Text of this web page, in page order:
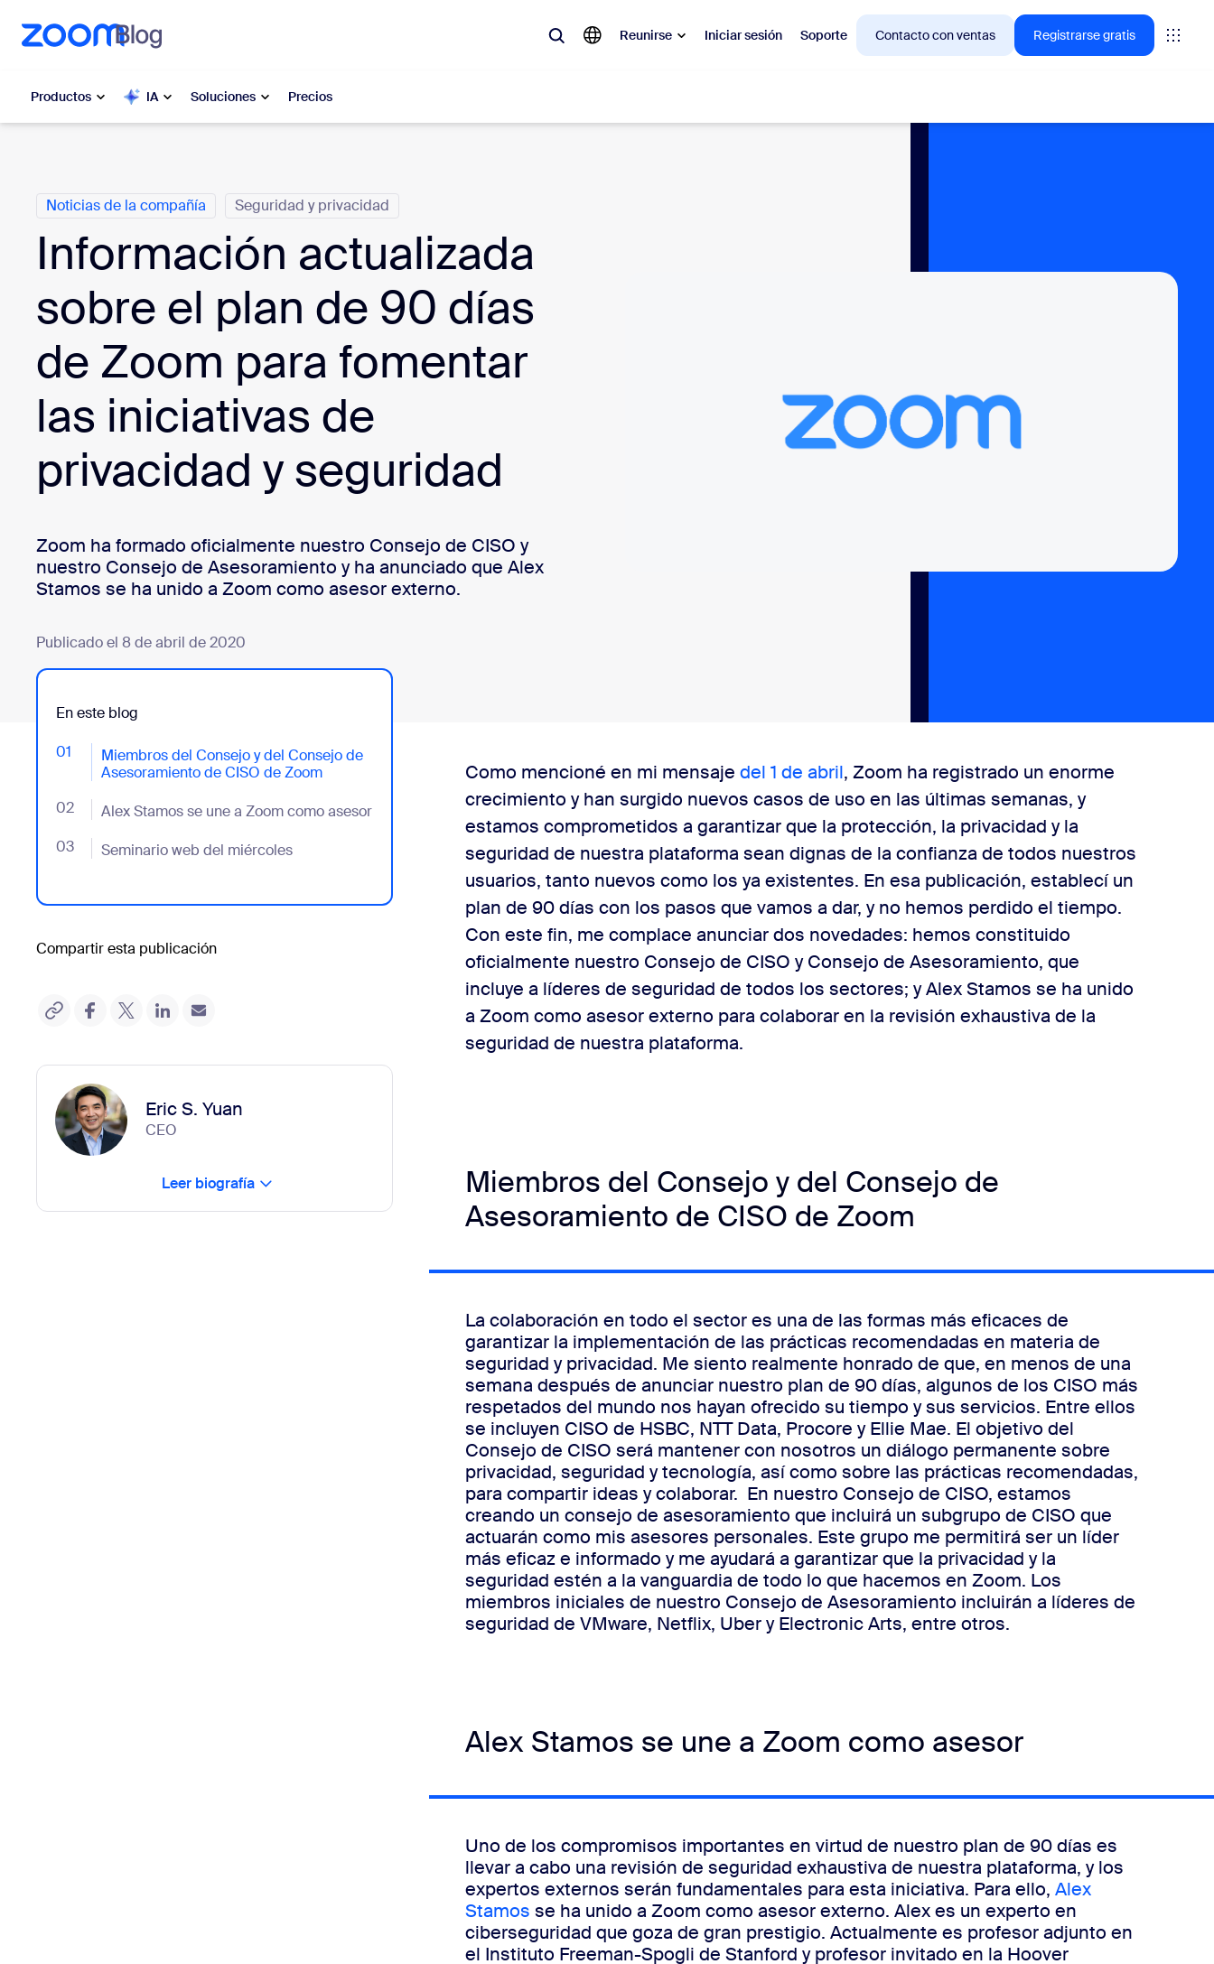
contenido principal
al chat de ayuda
Productos IA Soluciones Precios
Reunirse Iniciar sesión Soporte Contacto con ventas Registrarse gratis
Zoom Workplace
Servicios comerciales de Zoom
Zoom CX
IA de Zoom
Desarrolladores
Aplicaciones e integraciones
Lo más solicitado, lo que está en tendencia, lo que genera expectativa: las soluciones en las que los clientes de Zoom están interesados
Mis notas
ZoomMate
Phone
Información de CX
Instalar en el escritorio
Centro de descargas
Iniciar contacto
+1.888.799.9666/+1.888.303.1012
Categorías
Noticias de la compañía Seguridad y privacidad
Información actualizada
sobre el plan de 90 días
de Zoom para fomentar
las iniciativas de
privacidad y seguridad
Zoom ha formado oficialmente nuestro Consejo de CISO y
nuestro Consejo de Asesoramiento y ha anunciado que Alex
Stamos se ha unido a Zoom como asesor externo.
Publicado el 8 de abril de 2020
En este blog
01
Miembros del Consejo y del Consejo de
Asesoramiento de CISO de Zoom
- Jumplink to Miembros del Consejo y del Consejo de Asesoramiento de CISO de Zoom
02 Alex Stamos se une a Zoom como asesor
- Jumplink to Alex Stamos se une a Zoom como asesor
03 Seminario web del miércoles
- Jumplink to Seminario web del miércoles
Compartir esta publicación
Eric S. Yuan
CEO
Leer biografía
Como mencioné en mi mensaje del 1 de abril, Zoom ha registrado un enorme
crecimiento y han surgido nuevos casos de uso en las últimas semanas, y
estamos comprometidos a garantizar que la protección, la privacidad y la
seguridad de nuestra plataforma sean dignas de la confianza de todos nuestros
usuarios, tanto nuevos como los ya existentes. En esa publicación, establecí un
plan de 90 días con los pasos que vamos a dar, y no hemos perdido el tiempo.
Con este fin, me complace anunciar dos novedades: hemos constituido
oficialmente nuestro Consejo de CISO y Consejo de Asesoramiento, que
incluye a líderes de seguridad de todos los sectores; y Alex Stamos se ha unido
a Zoom como asesor externo para colaborar en la revisión exhaustiva de la
seguridad de nuestra plataforma.
Miembros del Consejo y del Consejo de
Asesoramiento de CISO de Zoom
La colaboración en todo el sector es una de las formas más eficaces de
garantizar la implementación de las prácticas recomendadas en materia de
seguridad y privacidad. Me siento realmente honrado de que, en menos de una
semana después de anunciar nuestro plan de 90 días, algunos de los CISO más
respetados del mundo nos hayan ofrecido su tiempo y sus servicios. Entre ellos
se incluyen CISO de HSBC, NTT Data, Procore y Ellie Mae. El objetivo del
Consejo de CISO será mantener con nosotros un diálogo permanente sobre
privacidad, seguridad y tecnología, así como sobre las prácticas recomendadas,
para compartir ideas y colaborar. En nuestro Consejo de CISO, estamos
creando un consejo de asesoramiento que incluirá un subgrupo de CISO que
actuarán como mis asesores personales. Este grupo me permitirá ser un líder
más eficaz e informado y me ayudará a garantizar que la privacidad y la
seguridad estén a la vanguardia de todo lo que hacemos en Zoom. Los
miembros iniciales de nuestro Consejo de Asesoramiento incluirán a líderes de
seguridad de VMware, Netflix, Uber y Electronic Arts, entre otros.
Alex Stamos se une a Zoom como asesor
Uno de los compromisos importantes en virtud de nuestro plan de 90 días es
llevar a cabo una revisión de seguridad exhaustiva de nuestra plataforma, y los
expertos externos serán fundamentales para esta iniciativa. Para ello, Alex
Stamos se ha unido a Zoom como asesor externo. Alex es un experto en
ciberseguridad que goza de gran prestigio. Actualmente es profesor adjunto en
el Instituto Freeman-Spogli de Stanford y profesor invitado en la Hoover